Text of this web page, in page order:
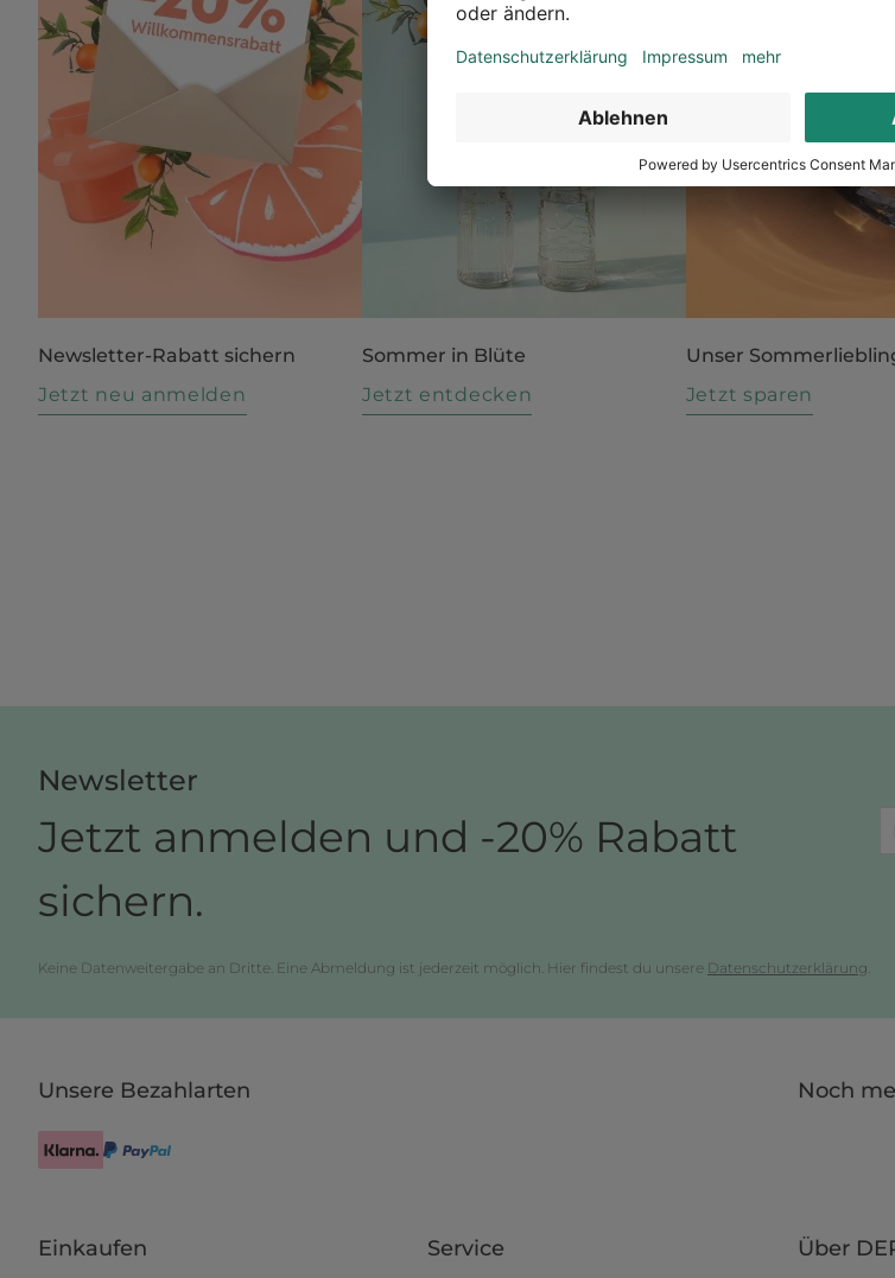
Newsletter-Rabatt sichern
Jetzt neu anmelden
Sommer in Blüte
Jetzt entdecken
Unser
Jetzt sparen
Newsletter
Jetzt anmelden und -20% Rabatt
sichern.
Keine Datenweitergabe an Dritte. Eine Abmeldung ist jederzeit möglich. Hier findest du unsere Datenschutzerklärung
Unsere Bezahlarten Noch
Einkaufen Service Über